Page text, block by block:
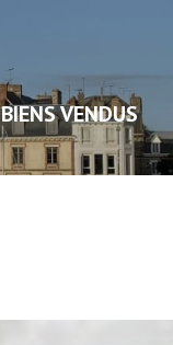
BIENS VENDUS